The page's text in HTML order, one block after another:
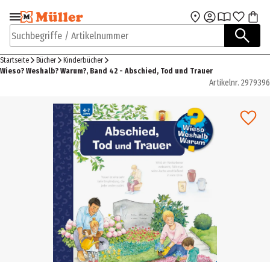
Zur Navigation
springen
Zum Hauptinhalt
Suchbegriffe / Artikelnummer
Startseite Bücher
Kinderbücher
Wieso? Weshalb? Warum?, Band 42 - Abschied, Tod und Trauer
Artikelnr. 2979396